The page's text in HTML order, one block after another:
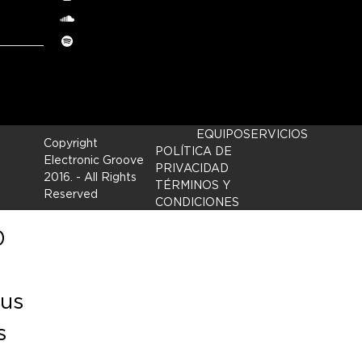
soundcloud
Spotify
Copyright
Electronic Groove
2016. - All Rights
Reserved
EQUIPOSERVICIOS
POLÍTICA DE
PRIVACIDAD
TÉRMINOS Y
CONDICIONES